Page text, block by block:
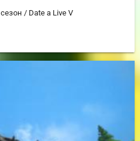
/ Date a Live V